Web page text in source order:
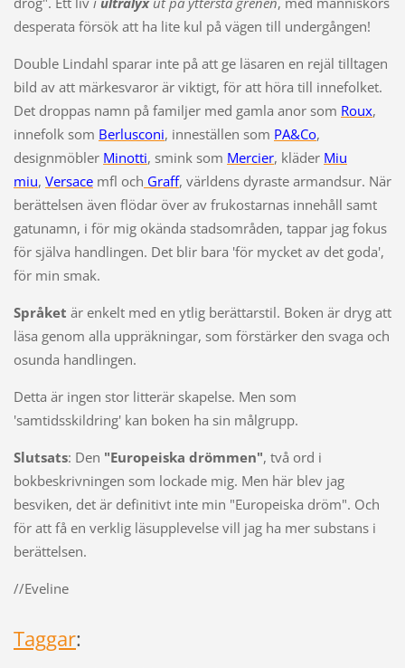
desperata försök att ha lite kul på vägen till undergången!
Double Lindahl sparar inte på att ge läsaren en rejäl tilltagen
bild av att märkesvaror är viktigt, för att höra till innefolket.
Det droppas namn på familjer med gamla anor som Roux,
innefolk som Berlusconi, inneställen som PA&Co,
designmöbler Minotti, smink som Mercier, kläder Miu
miu, Versacemfl och Graff, världens dyraste armandsur. När
berättelsen även flödar över av frukostarnas innehåll samt
gatunamn, i för mig okända stadsområden, tappar jag fokus
för själva handlingen. Det blir bara 'för mycket av det goda',
för min smak.
Språket är enkelt med en ytlig berättarstil. Boken är dryg att
läsa genom alla uppräkningar, som förstärker den svaga och
osunda handlingen.
Detta är ingen stor litterär skapelse. Men som
'samtidsskildring' kan boken ha sin målgrupp.
Slutsats: Den "Europeiska drömmen", två ord i
bokbeskrivningen som lockade mig. Men här blev jag
besviken, det är definitivt inte min "Europeiska dröm". Och
för att få en verklig läsupplevelse vill jag ha mer substans i
berättelsen.
//Eveline
Taggar: